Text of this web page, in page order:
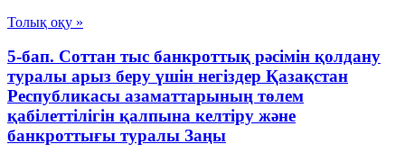
Толық оқу »
5-бап. Соттан тыс банкроттық рәсімін қолдану
туралы арыз беру үшін негіздер Қазақстан
Республикасы азаматтарының төлем
қабілеттілігін қалпына келтіру және
банкроттығы туралы Заңы